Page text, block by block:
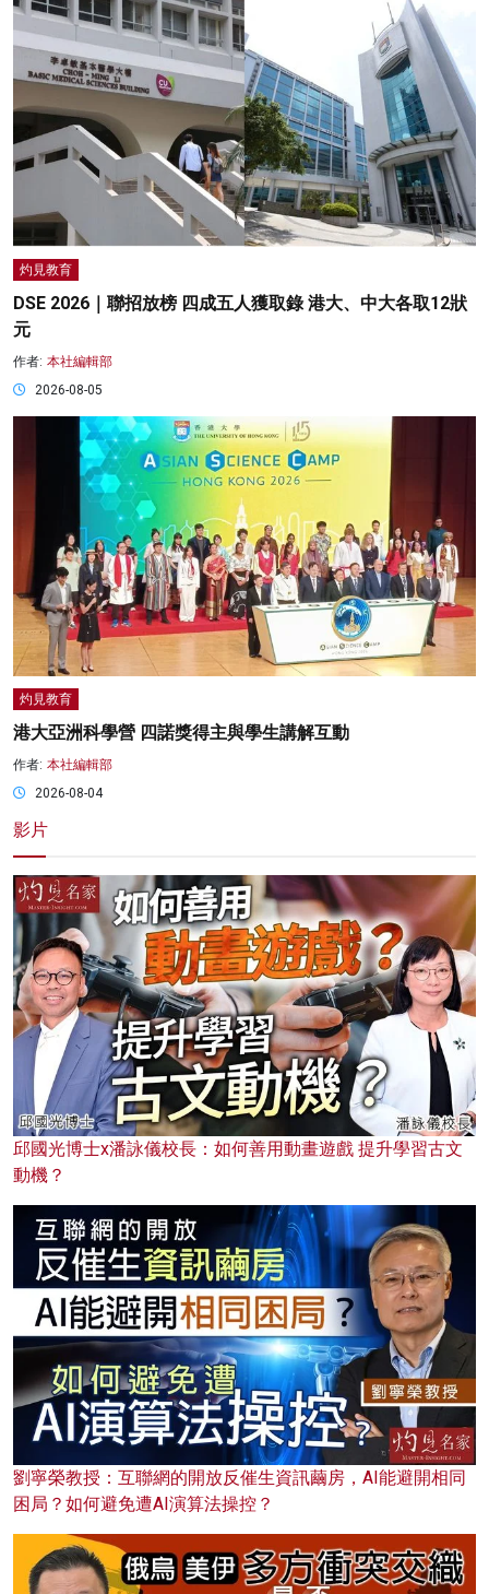
灼見教育
DSE 2026｜聯招放榜 四成五人獲取錄 港大、中大各取12狀
元
作者: 本社編輯部
2026-08-05
灼見教育
港大亞洲科學營 四諾獎得主與學生講解互動
作者: 本社編輯部
2026-08-04
影片
邱國光博士x潘詠儀校長：如何善用動畫遊戲 提升學習古文
動機？
劉寧榮教授：互聯網的開放反催生資訊繭房，AI能避開相同
困局？如何避免遭AI演算法操控？